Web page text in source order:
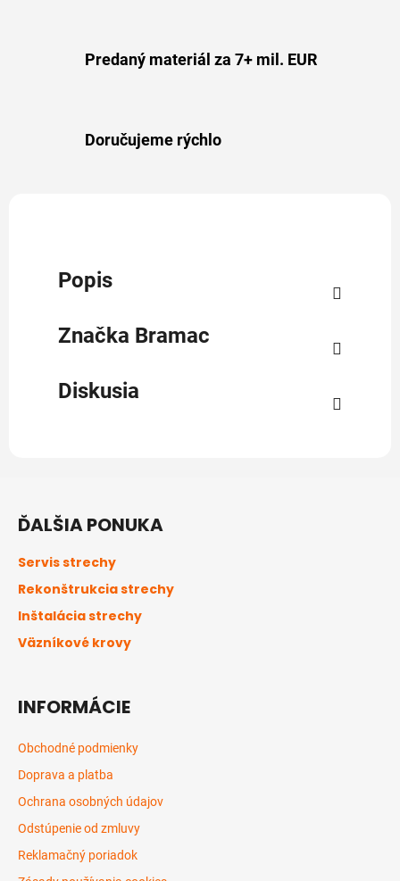
Predaný materiál za 7+ mil. EUR
Doručujeme rýchlo
Popis
Značka Bramac
Diskusia
ĎALŠIA PONUKA
Servis strechy
Rekonštrukcia strechy
Inštalácia strechy
Väzníkové krovy
INFORMÁCIE
Obchodné podmienky
Doprava a platba
Ochrana osobných údajov
Odstúpenie od zmluvy
Reklamačný poriadok